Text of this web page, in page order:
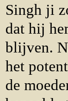
Singh ji
dat hij
blijven.
het
de